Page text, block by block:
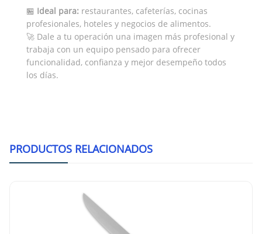
🏪 Ideal para: restaurantes, cafeterías, cocinas
profesionales, hoteles y negocios de alimentos.
🚀 Dale a tu operación una imagen más profesional y
trabaja con un equipo pensado para ofrecer
funcionalidad, confianza y mejor desempeño todos
los días.
PRODUCTOS RELACIONADOS